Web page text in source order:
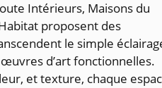
Intérieurs, Maisons du
proposent des
le simple
d’art fonctionnelles.
et texture, chaque